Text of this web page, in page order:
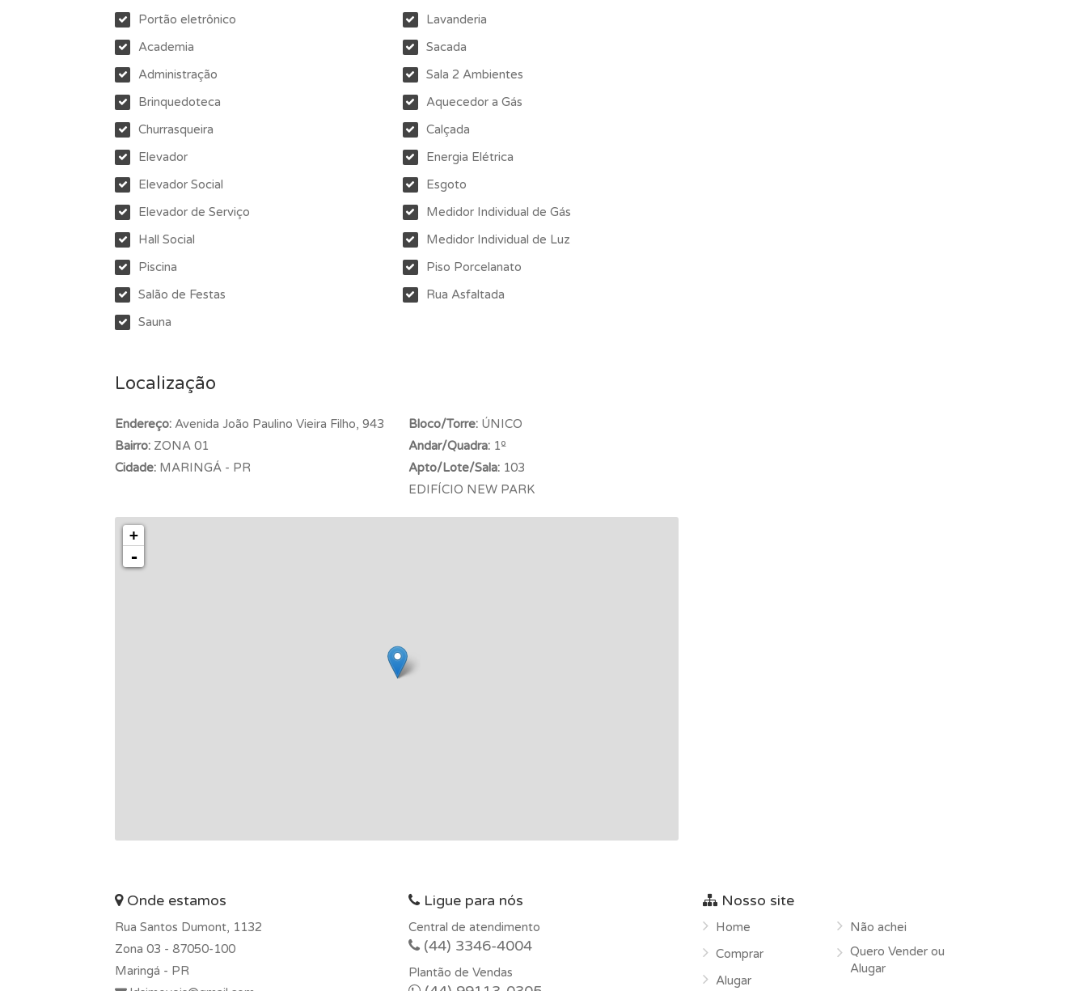
Portão eletrônico
Academia
Administração
Brinquedoteca
Churrasqueira
Elevador
Elevador Social
Elevador de Serviço
Hall Social
Piscina
Salão de Festas
Sauna
Lavanderia
Sacada
Sala 2 Ambientes
Aquecedor a Gás
Calçada
Energia Elétrica
Esgoto
Medidor Individual de Gás
Medidor Individual de Luz
Piso Porcelanato
Rua Asfaltada
Localização
Endereço: Avenida João Paulino Vieira Filho, 943
Bairro: ZONA 01
Cidade: MARINGÁ - PR
Bloco/Torre: ÚNICO
Andar/Quadra: 1º
Apto/Lote/Sala: 103
EDIFÍCIO NEW PARK
+
-
Onde estamos
Rua Santos Dumont, 1132
Zona 03 - 87050-100
Maringá - PR
Ligue para nós
Central de atendimento
(44) 3346-4004
Plantão de Vendas
Nosso site
Home
Comprar
Alugar
Não achei
Quero Vender ou
Alugar